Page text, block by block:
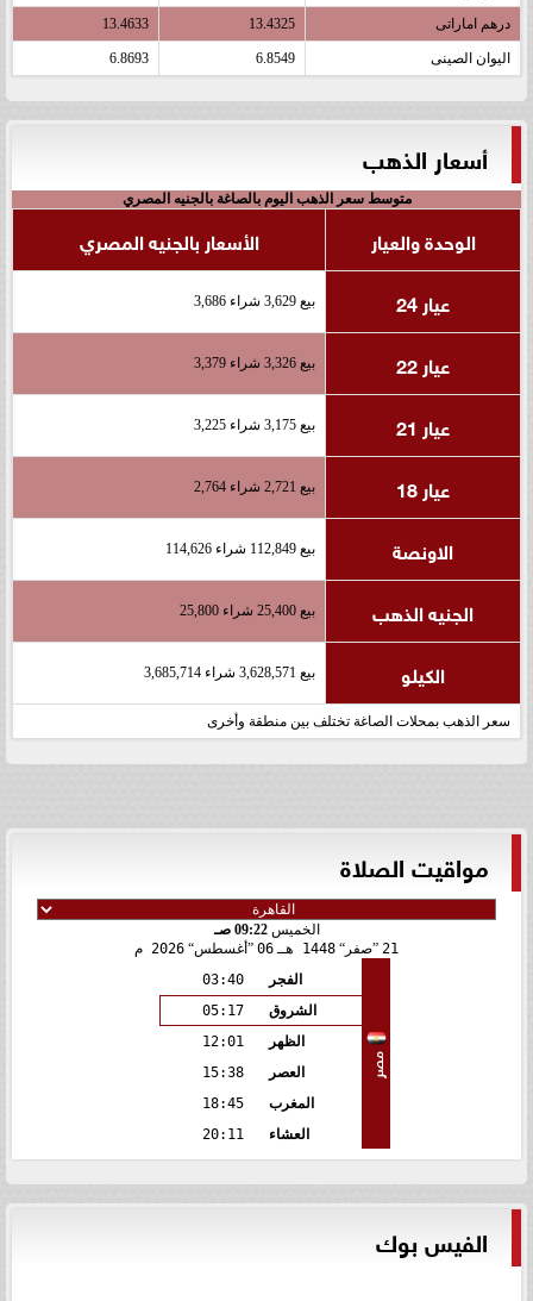
درهم اماراتى 13.4325
13.4633
اليوان الصينى 6.8549
6.8693
أسعار الذهب
متوسط سعر الذهب اليوم بالصاغة بالجنيه المصري
الوحدة والعيار
الأسعار بالجنيه المصري
عيار 24
بيع 3,629 شراء 3,686
عيار 22 بيع 3,326 شراء 3,379
عيار 21 بيع 3,175 شراء 3,225
عيار 18 بيع 2,721 شراء 2,764
الاونصة بيع 112,849 شراء 114,626
الجنيه الذهب بيع 25,400 شراء 25,800
الكيلو بيع 3,628,571 شراء 3,685,714
سعر الذهب بمحلات الصاغة تختلف بين منطقة وأخرى
مواقيت الصلاة
الخميس09:22 صـ
21
صفر 1448 هـ 06 أغسطس 2026 م
مصر
الفجر
03:40
الشروق
05:17
الظهر
12:01
العصر
15:38
المغرب
18:45
العشاء
20:11
الفيس بوك